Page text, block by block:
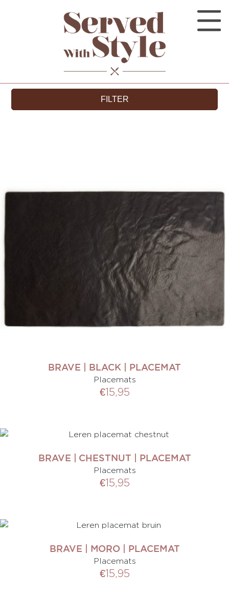
FILTER
BRAVE | BLACK | PLACEMAT
Placemats
€15,95
BRAVE | CHESTNUT | PLACEMAT
Placemats
€15,95
BRAVE | MORO | PLACEMAT
Placemats
€15,95